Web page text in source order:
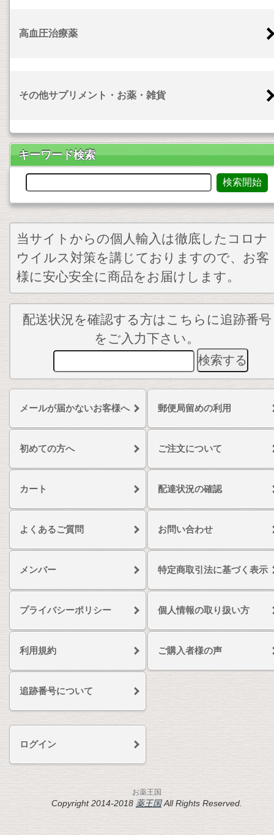
高血圧治療薬
その他サプリメント・お薬・雑貨
キーワード検索
当サイトからの個人輸入は徹底したコロナ
ウイルス対策を講じておりますので、お客
様に安心安全に商品をお届けします。
配送状況を確認する方はこちらに追跡番号
をご入力下さい。
メールが届かないお客様へ 郵便局留めの利用
初めての方へ ご注文について
カート 配達状況の確認
よくあるご質問 お問い合わせ
メンバー 特定商取引法に基づく表示
プライバシーポリシー 個人情報の取り扱い方
利用規約 ご購入者様の声
追跡番号について
ログイン
お薬王国
Copyright 2014-2018 薬王国All Rights Reserved.